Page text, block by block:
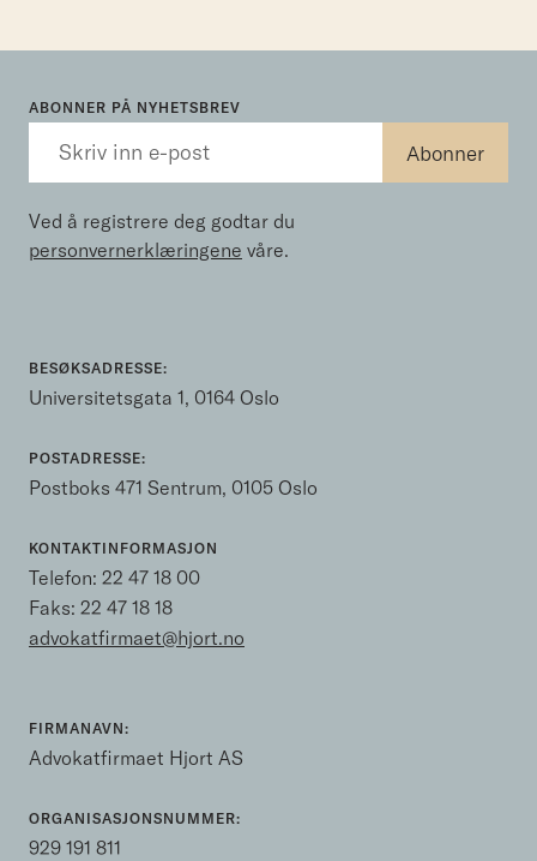
ABONNER PÅ NYHETSBREV
Ved å registrere deg godtar du
personvernerklæringene våre.
BESØKSADRESSE:
Universitetsgata 1, 0164 Oslo
POSTADRESSE:
Postboks 471 Sentrum, 0105 Oslo
KONTAKTINFORMASJON
Telefon: 22 47 18 00
Faks: 22 47 18 18
advokatfirmaet@hjort.no
FIRMANAVN:
Advokatfirmaet Hjort AS
ORGANISASJONSNUMMER:
929 191 811